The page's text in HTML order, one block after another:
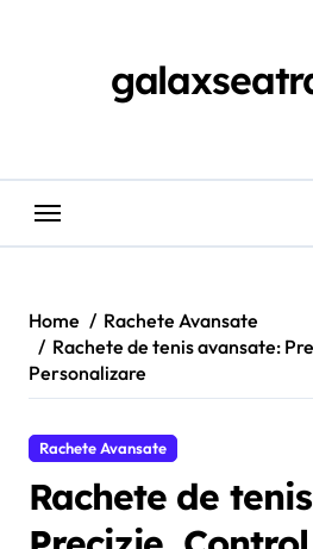
Home
Rachete Avansate
Rachete de tenis avansate:
Personalizare
Rachete Avansate
Rachete de